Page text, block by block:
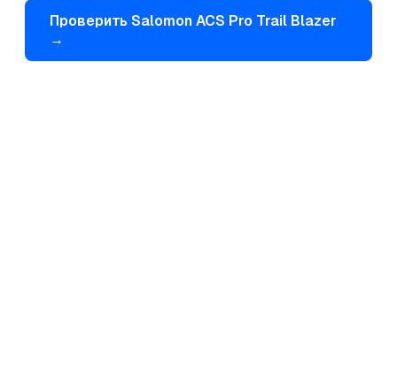
Проверить SalomonACS Pro Trail Blazer
→